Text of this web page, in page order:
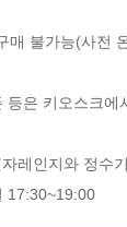
매 불가능(사전
등은 키오스크에
레인지와 정수
17:30~19:00